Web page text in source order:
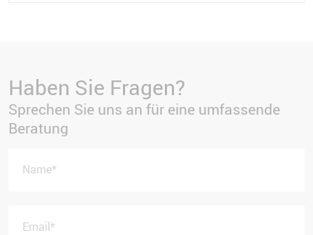
Haben Sie Fragen?
Sprechen Sie uns an für eine umfassende
Beratung
Name*
Email*